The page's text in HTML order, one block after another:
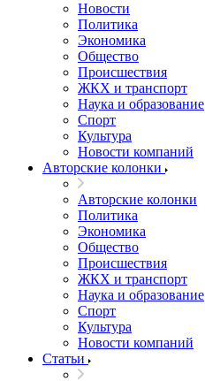
Новости
Политика
Экономика
Общество
Происшествия
ЖКХ и транспорт
Наука и образование
Спорт
Культура
Новости компаний
Авторские колонки
Авторские колонки
Политика
Экономика
Общество
Происшествия
ЖКХ и транспорт
Наука и образование
Спорт
Культура
Новости компаний
Статьи